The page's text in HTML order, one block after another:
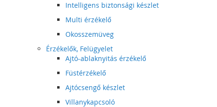
Intelligens biztonsági készlet
Multi érzékelő
Okosszemüveg
Érzékelők, Felügyelet
Ajtó-ablaknyitás érzékelő
Füstérzékelő
Ajtócsengő készlet
Villanykapcsoló